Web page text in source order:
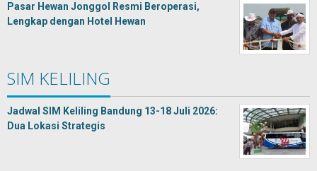
Pasar Hewan Jonggol Resmi Beroperasi,
Lengkap dengan Hotel Hewan
SIM KELILING
Jadwal SIM Keliling Bandung 13-18 Juli 2026:
Dua Lokasi Strategis